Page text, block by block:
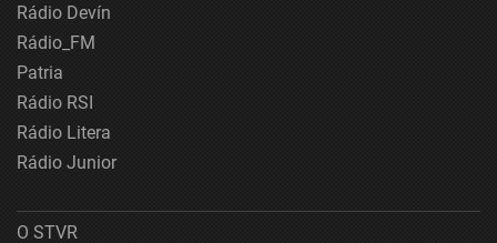
Rádio Devín
Rádio_FM
Patria
Rádio RSI
Rádio Litera
Rádio Junior
O STVR